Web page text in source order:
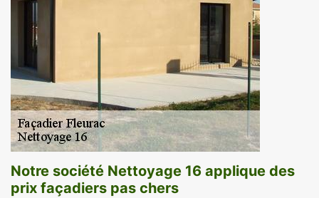
Notre société Nettoyage 16 applique des
prix façadiers pas chers